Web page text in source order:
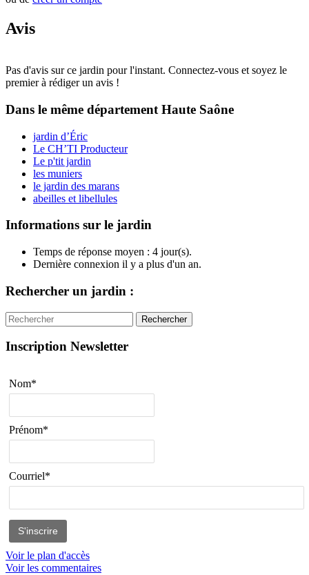
Avis
Pas d'avis sur ce jardin pour l'instant. Connectez-vous et soyez le
premier à rédiger un avis !
Dans le même département Haute Saône
jardin d’Éric
Le CH’TI Producteur
Le p'tit jardin
les muniers
le jardin des marans
abeilles et libellules
Informations sur le jardin
Temps de réponse moyen : 4 jour(s).
Dernière connexion il y a plus d'un an.
Rechercher un jardin :
Rechercher
Inscription Newsletter
Nom*
Prénom*
Courriel*
Voir le plan d'accès
Voir les commentaires